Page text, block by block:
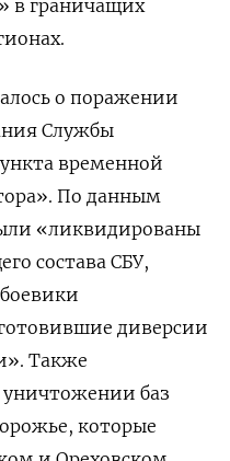
в граничащих
о поражении
Службы
временной
По данным
«ликвидированы
состава СБУ,
диверсии
Также
баз
которые